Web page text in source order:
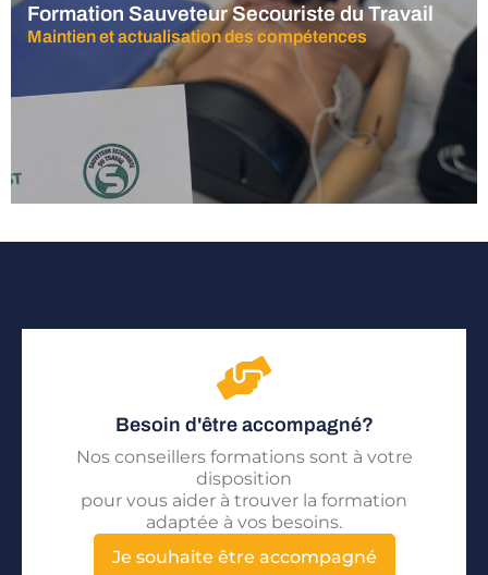
Formation Sauveteur Secouriste du Travail
Maintien et actualisation des compétences
Besoin d'être accompagné?
Nos conseillers formations sont à votre
disposition
pour vous aider à trouver la formation
adaptée à vos besoins.
Je souhaite être accompagné